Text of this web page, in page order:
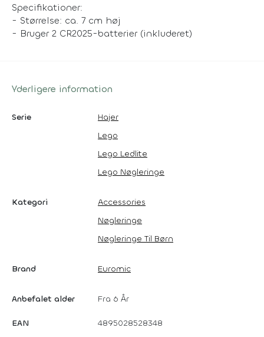
Specifikationer:
- Størrelse: ca. 7 cm høj
- Bruger 2 CR2025-batterier (inkluderet)
Yderligere information
Serie
Hajer
Lego
Lego Ledlite
Lego Nøgleringe
Kategori
Accessories
Nøgleringe
Nøgleringe Til Børn
Brand Euromic
Anbefalet alder Fra 6 År
EAN 4895028528348